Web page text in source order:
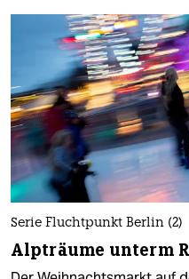
Serie Fluchtpunkt Berlin (2)
Alpträume unterm